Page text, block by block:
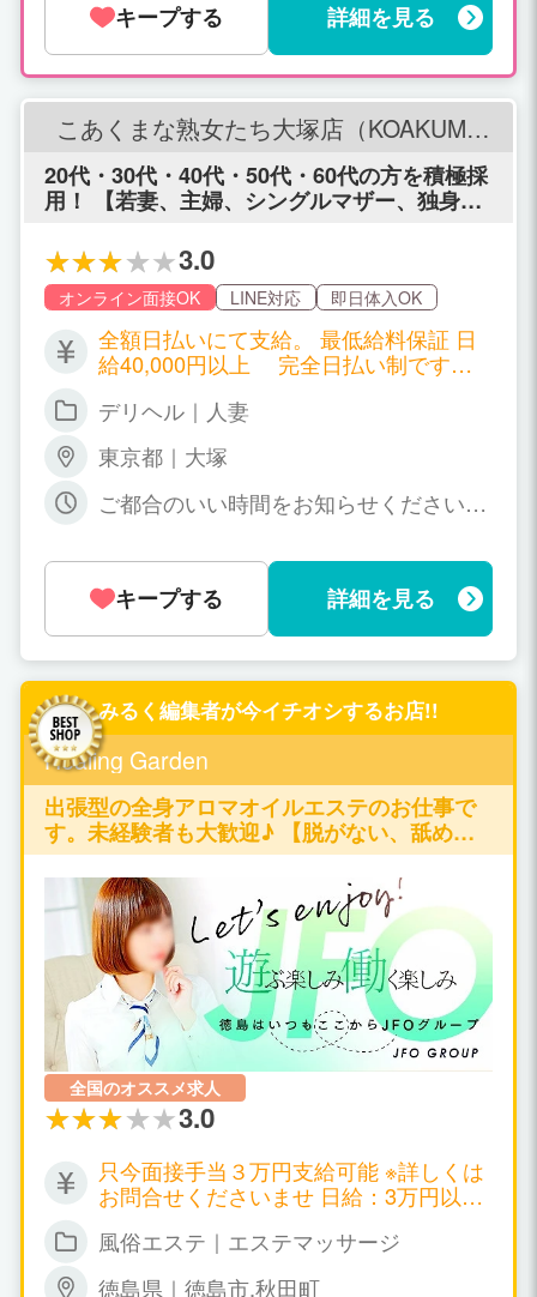
キープする 詳細を見る
こあくまな熟女たち大塚店（KOAKUMA
20代・30代・40代・50代・60代の方を積極採
用！ 【若妻、主婦、シングルマザー、独身、
もちろん歓迎ですのでご安心ください！！
3.0
オンライン面接OK LINE対応 即日体入OK
全額日払いにて支給。 最低給料保証 日
給40,000円以上 完全日払い制ですの
型・経験に関係なく稼げます！ 年齢や体
型などを理由に働く事を諦めていたあな
たも ぜひ私たちと一緒にこのお店で頑張
ってみませんか？ 完全全額日払い＆オプ
ション全額バック！ ☆給料シュミレーシ
さん(52歳) 1日で￥48,300 月に￥620,8
00 子供の教育費のためにしっかり働
く！ 出勤：8時間/1日、週3日 H.Kさん(5
8歳) 1日で￥38,800 月に￥526,500 一
般職の勤務時間と同じで 収入は大幅アッ
プ！ 出勤：4時間/1日、週3日 T.Sさん(4
8歳) 1日で￥23,700 月に￥299,800 母
親の介護の合間に効率よく出勤 ※キャス
トさんの終了時間等の厳守 時間を過ぎて
勝手にお仕事を入れられることはござい
ません 当店は頑張る女性たちを全力バッ
クアップ★ 快適に働いて頂ける環境をご
仰ってくださいね♪ まずは面接でどれく
らい稼ぎたいか 具体的な目標をお聞かせ
ください！ お話をするだけでも構いませ
んので 気楽な気持ちでいらしてください
ね♪
デリヘル｜人妻
東京都｜大塚
ご都合のいい時間をお知らせください♪
を続けながら夜少しだけ働くことも、 土
日の少しだけでも大丈夫です。 曜日と時
間を固定で、毎週定期的に出勤して頂く
こともできますし、 月末だけ集中的に働
くこともできます。
キープする 詳細を見る
みるく編集者が今イチオシするお店!!
Healing Garden
出張型の全身アロマオイルエステのお仕事で
す。未経験者も大歓迎♪ 【脱がない、舐めな
い、触られない】の仕事が可能です♪
全国のオススメ求人
3.0
只今面接手当３万円支給可能 ※詳しくは
お問合せくださいませ 日給：3万円以上
風俗エステ｜エステマッサージ
徳島県｜徳島市,秋田町